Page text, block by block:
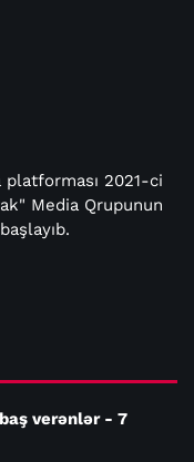
platforması 2021-ci
Media Qrupunun
verənlər - 7